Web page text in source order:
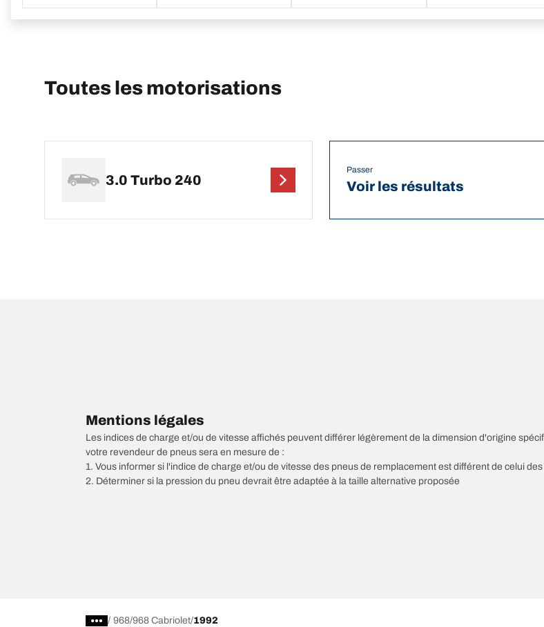
Toutes les motorisations
3.0 Turbo 240
Passer
Voir les résultats
Mentions légales
Les indices de charge et/ou de vitesse affichés peuvent différer légèrement de la dimension d'origine
votre revendeur de pneus sera en mesure de :
1. Vous informer si l'indice de charge et/ou de vitesse des pneus de remplacement est différent de celui
2. Déterminer si la pression du pneu devrait être adaptée à la taille alternative proposée
/ 968 968 Cabriolet 1992